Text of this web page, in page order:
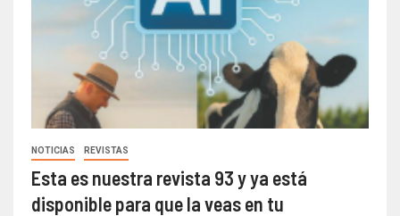
NOTICIAS REVISTAS
Esta es nuestra revista 93 y ya está
disponible para que la veas en tu